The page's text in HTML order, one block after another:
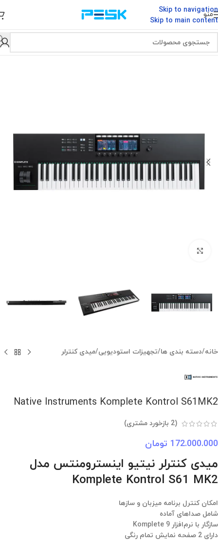
Skip to navigation
Skip to main content
منو
خانه/دسته بندی ها/تجهیزات استودیویی/میدی کنترلر
Native Instruments Komplete Kontrol S61MK2
(
2 بازخورد مشتری)
172.000.000 تومان
میدی کنترلر نیتیو اینسترومنتس مدل
Komplete Kontrol S61 MK2
امکان کنترل برنامه میزبان و سازها
شامل صداهای آماده
سازگار با نرم‌افزار Komplete 9
دارای 2 صفحه نمایش تمام رنگی